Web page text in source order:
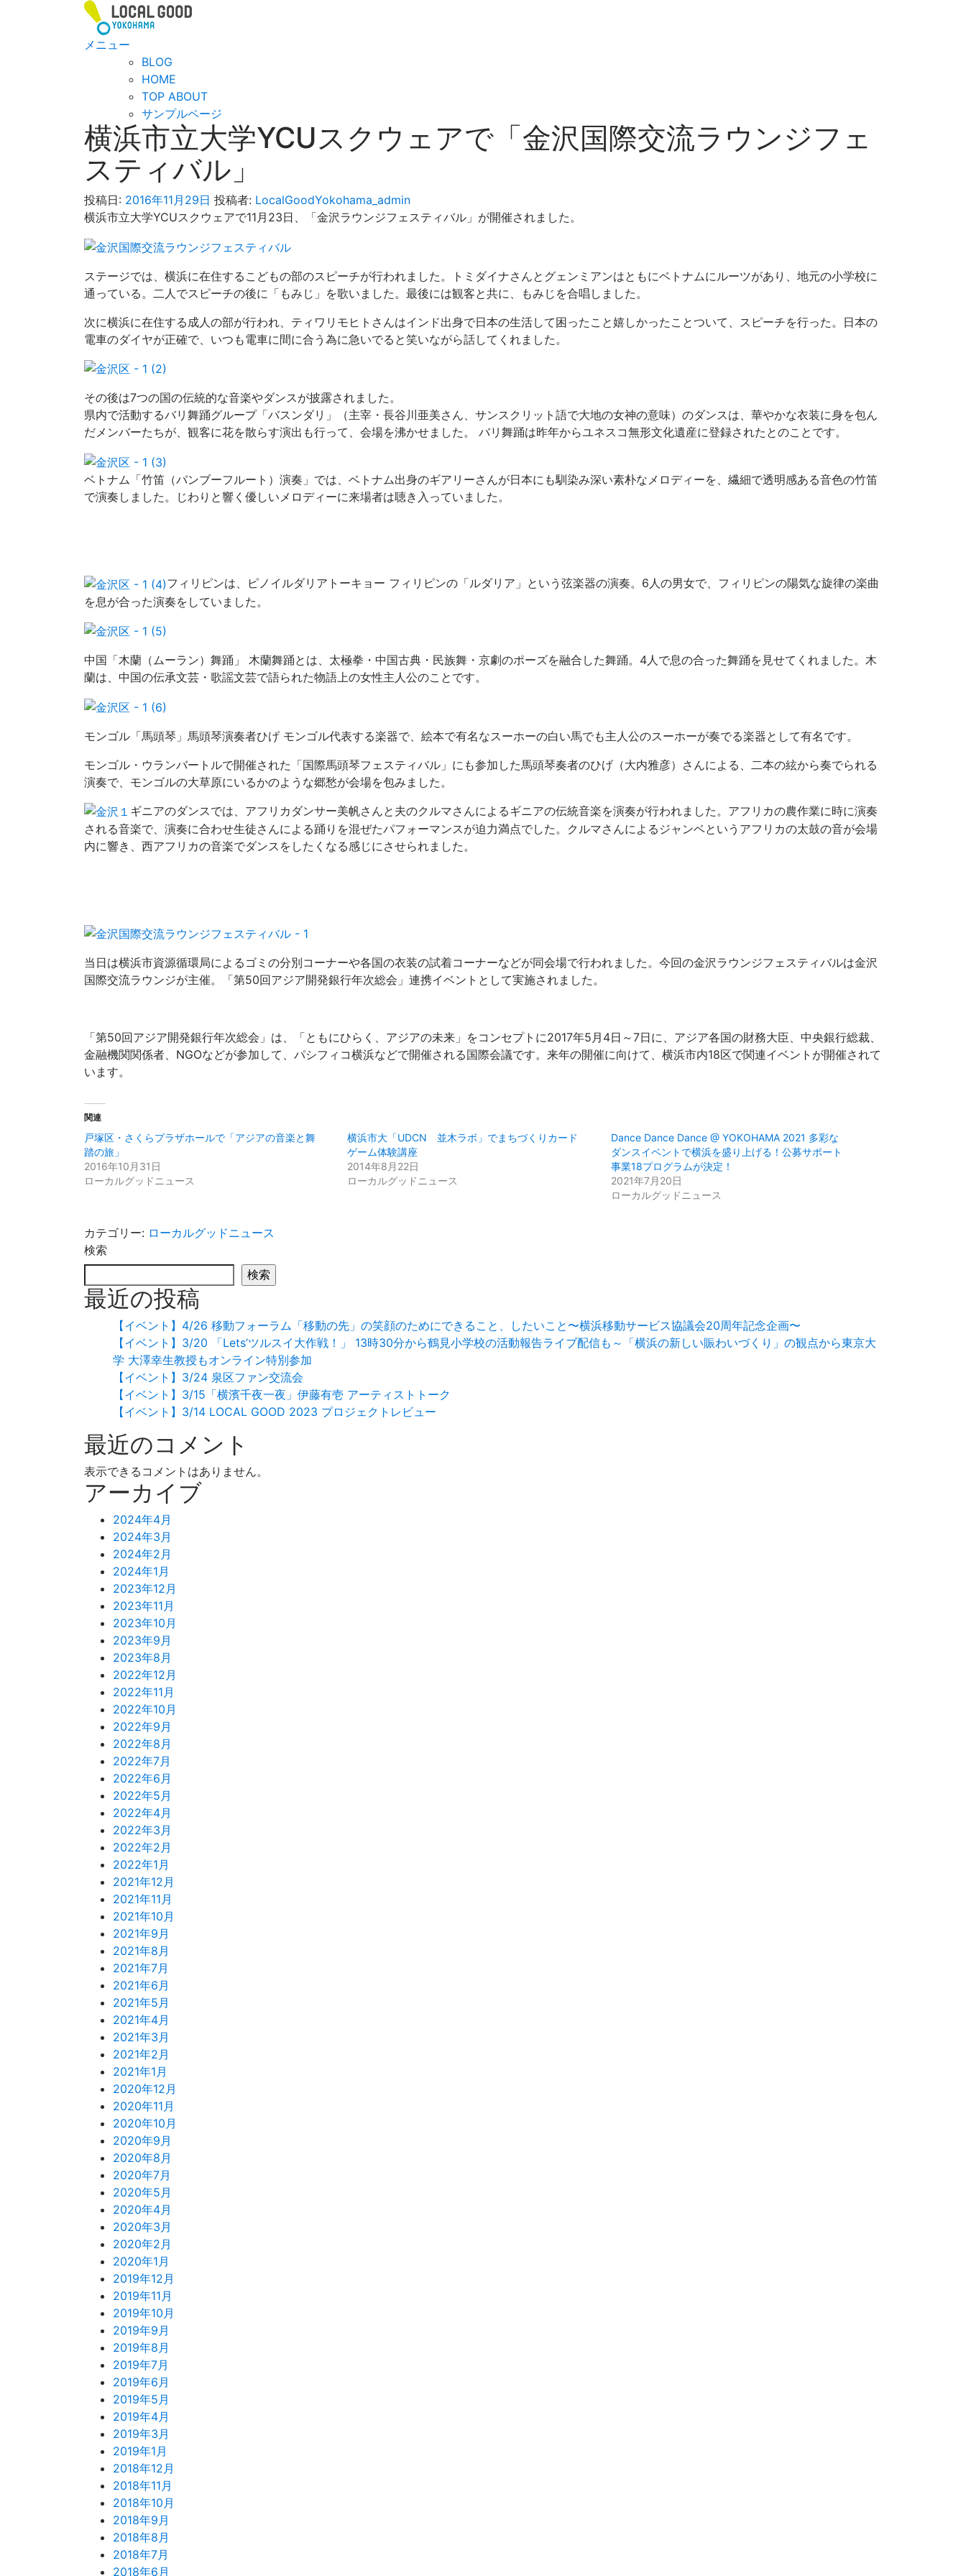
メニュー
BLOG
HOME
TOP ABOUT
サンプルページ
横浜市立大学YCUスクウェアで「金沢国際交流ラウンジフェ
スティバル」
投稿日: 2016年11月29日 投稿者: LocalGoodYokohama_admin
横浜市立大学YCUスクウェアで11月23日、「金沢ラウンジフェスティバル」が開催されました。
ステージでは、横浜に在住するこどもの部のスピーチが行われました。トミダイナさんとグェンミアンはともにベトナムにルーツがあり、地元の小学校に
通っている。二人でスピーチの後に「もみじ」を歌いました。最後には観客と共に、もみじを合唱しました。
次に横浜に在住する成人の部が行われ、ティワリモヒトさんはインド出身で日本の生活して困ったこと嬉しかったことついて、スピーチを行った。日本の
電車のダイヤが正確で、いつも電車に間に合う為に急いでると笑いながら話してくれました。
その後は7つの国の伝統的な音楽やダンスが披露されました。
県内で活動するバリ舞踊グループ「バスンダリ」（主宰・長谷川亜美さん、サンスクリット語で大地の女神の意味）のダンスは、華やかな衣装に身を包ん
だメンバーたちが、観客に花を散らす演出も行って、会場を沸かせました。 バリ舞踊は昨年からユネスコ無形文化遺産に登録されたとのことです。
ベトナム「竹笛（バンブーフルート）演奏」では、ベトナム出身のギアリーさんが日本にも馴染み深い素朴なメロディーを、繊細で透明感ある音色の竹笛
で演奏しました。じわりと響く優しいメロディーに来場者は聴き入っていました。
フィリピンは、ピノイルダリアトーキョー フィリピンの「ルダリア」という弦楽器の演奏。6人の男女で、フィリピンの陽気な旋律の楽曲
を息が合った演奏をしていました。
中国「木蘭（ムーラン）舞踊」 木蘭舞踊とは、太極拳・中国古典・民族舞・京劇のポーズを融合した舞踊。4人で息の合った舞踊を見せてくれました。木
蘭は、中国の伝承文芸・歌謡文芸で語られた物語上の女性主人公のことです。
モンゴル「馬頭琴」馬頭琴演奏者ひげ モンゴル代表する楽器で、絵本で有名なスーホーの白い馬でも主人公のスーホーが奏でる楽器として有名です。
モンゴル・ウランバートルで開催された「国際馬頭琴フェスティバル」にも参加した馬頭琴奏者のひげ（大内雅彦）さんによる、二本の絃から奏でられる
演奏で、モンゴルの大草原にいるかのような郷愁が会場を包みました。
ギニアのダンスでは、アフリカダンサー美帆さんと夫のクルマさんによるギニアの伝統音楽を演奏が行われました。アフリカの農作業に時に演奏
される音楽で、演奏に合わせ生徒さんによる踊りを混ぜたパフォーマンスが迫力満点でした。クルマさんによるジャンベというアフリカの太鼓の音が会場
内に響き、西アフリカの音楽でダンスをしたくなる感じにさせられました。
当日は横浜市資源循環局によるゴミの分別コーナーや各国の衣装の試着コーナーなどが同会場で行われました。今回の金沢ラウンジフェスティバルは金沢
国際交流ラウンジが主催。「第50回アジア開発銀行年次総会」連携イベントとして実施されました。
「第50回アジア開発銀行年次総会」は、「ともにひらく、アジアの未来」をコンセプトに2017年5月4日～7日に、アジア各国の財務大臣、中央銀行総裁、
金融機関関係者、NGOなどが参加して、パシフィコ横浜などで開催される国際会議です。来年の開催に向けて、横浜市内18区で関連イベントが開催されて
います。
関連
戸塚区・さくらプラザホールで「アジアの音楽と舞
踏の旅」
2016年10月31日
ローカルグッドニュース
横浜市大「UDCN 並木ラボ」でまちづくりカード
ゲーム体験講座
2014年8月22日
ローカルグッドニュース
Dance Dance Dance @ YOKOHAMA 2021 多彩な
ダンスイベントで横浜を盛り上げる！公募サポート
事業18プログラムが決定！
2021年7月20日
ローカルグッドニュース
カテゴリー: ローカルグッドニュース
検索
検索
最近の投稿
【イベント】4/26 移動フォーラム「移動の先」の笑顔のためにできること、したいこと〜横浜移動サービス協議会20周年記念企画〜
【イベント】3/20 「Lets’ツルスイ大作戦！」 13時30分から鶴見小学校の活動報告ライブ配信も～「横浜の新しい賑わいづくり」の観点から東京大
学 大澤幸生教授もオンライン特別参加
【イベント】3/24 泉区ファン交流会
【イベント】3/15「横濱千夜一夜」伊藤有壱 アーティストトーク
【イベント】3/14 LOCAL GOOD 2023 プロジェクトレビュー
最近のコメント
表示できるコメントはありません。
アーカイブ
2024年4月
2024年3月
2024年2月
2024年1月
2023年12月
2023年11月
2023年10月
2023年9月
2023年8月
2022年12月
2022年11月
2022年10月
2022年9月
2022年8月
2022年7月
2022年6月
2022年5月
2022年4月
2022年3月
2022年2月
2022年1月
2021年12月
2021年11月
2021年10月
2021年9月
2021年8月
2021年7月
2021年6月
2021年5月
2021年4月
2021年3月
2021年2月
2021年1月
2020年12月
2020年11月
2020年10月
2020年9月
2020年8月
2020年7月
2020年5月
2020年4月
2020年3月
2020年2月
2020年1月
2019年12月
2019年11月
2019年10月
2019年9月
2019年8月
2019年7月
2019年6月
2019年5月
2019年4月
2019年3月
2019年1月
2018年12月
2018年11月
2018年10月
2018年9月
2018年8月
2018年7月
2018年6月